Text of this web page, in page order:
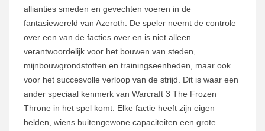
allianties smeden en gevechten voeren in de
fantasiewereld van Azeroth. De speler neemt de controle
over een van de facties over en is niet alleen
verantwoordelijk voor het bouwen van steden,
mijnbouwgrondstoffen en trainingseenheden, maar ook
voor het succesvolle verloop van de strijd. Dit is waar een
ander speciaal kenmerk van Warcraft 3 The Frozen
Throne in het spel komt. Elke factie heeft zijn eigen
helden, wiens buitengewone capaciteiten een grote